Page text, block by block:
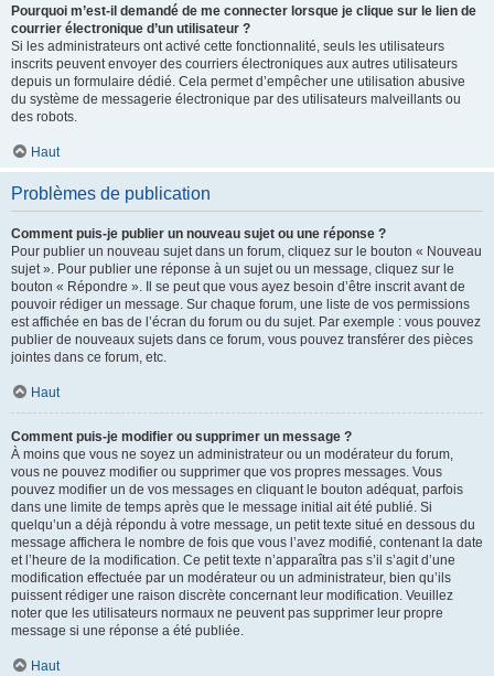
Pourquoi m’est-il demandé de me connecter lorsque je clique sur le lien de
courrier électronique d’un utilisateur ?
Si les administrateurs ont activé cette fonctionnalité, seuls les utilisateurs
inscrits peuvent envoyer des courriers électroniques aux autres utilisateurs
depuis un formulaire dédié. Cela permet d’empêcher une utilisation abusive
du système de messagerie électronique par des utilisateurs malveillants ou
des robots.
Haut
Problèmes de publication
Comment puis-je publier un nouveau sujet ou une réponse ?
Pour publier un nouveau sujet dans un forum, cliquez sur le bouton « Nouveau
sujet ». Pour publier une réponse à un sujet ou un message, cliquez sur le
bouton « Répondre ». Il se peut que vous ayez besoin d’être inscrit avant de
pouvoir rédiger un message. Sur chaque forum, une liste de vos permissions
est affichée en bas de l’écran du forum ou du sujet. Par exemple : vous pouvez
publier de nouveaux sujets dans ce forum, vous pouvez transférer des pièces
jointes dans ce forum, etc.
Haut
Comment puis-je modifier ou supprimer un message ?
À moins que vous ne soyez un administrateur ou un modérateur du forum,
vous ne pouvez modifier ou supprimer que vos propres messages. Vous
pouvez modifier un de vos messages en cliquant le bouton adéquat, parfois
dans une limite de temps après que le message initial ait été publié. Si
quelqu’un a déjà répondu à votre message, un petit texte situé en dessous du
message affichera le nombre de fois que vous l’avez modifié, contenant la date
et l’heure de la modification. Ce petit texte n’apparaîtra pas s’il s’agit d’une
modification effectuée par un modérateur ou un administrateur, bien qu’ils
puissent rédiger une raison discrète concernant leur modification. Veuillez
noter que les utilisateurs normaux ne peuvent pas supprimer leur propre
message si une réponse a été publiée.
Haut